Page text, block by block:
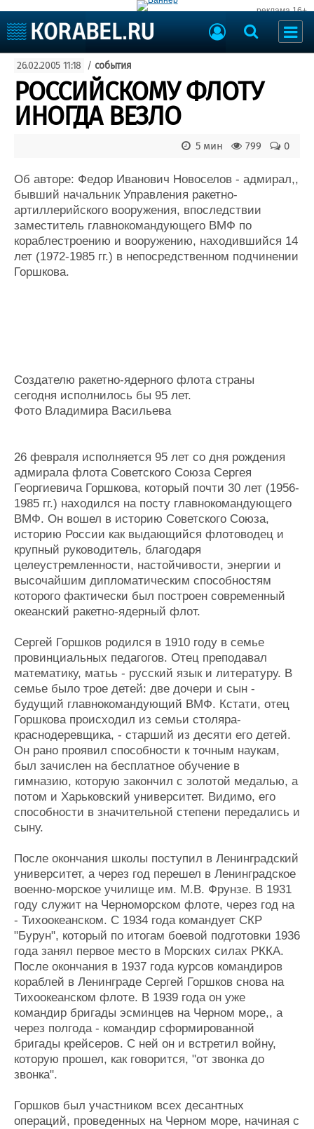
реклама 16+
Судоходство
Судоремонт
События
Пресс-релизы
Порты
Рыболовство
Еще
Судостроение
Пульс
Новости
Компании
Репутация
Торговая площадка
Доска объявлений
Продажа флота
Оборудование
Конференции
Выставки и семинары
Личности
Флот
Галерея флота
Все службы
26.02.2005 11:18 / события
РОССИЙСКОМУ ФЛОТУ
ИНОГДА ВЕЗЛО
0
799
5 мин
Об авторе: Федор Иванович Новоселов - адмирал,,
бывший начальник Управления ракетно-
артиллерийского вооружения, впоследствии
заместитель главнокомандующего ВМФ по
кораблестроению и вооружению, находившийся 14
лет (1972-1985 гг.) в непосредственном подчинении
Горшкова.
Создателю ракетно-ядерного флота страны
сегодня исполнилось бы 95 лет.
Фото Владимира Васильева
26 февраля исполняется 95 лет со дня рождения
адмирала флота Советского Союза Сергея
Георгиевича Горшкова, который почти 30 лет (1956-
1985 гг.) находился на посту главнокомандующего
ВМФ. Он вошел в историю Советского Союза,
историю России как выдающийся флотоводец и
крупный руководитель, благодаря
целеустремленности, настойчивости, энергии и
высочайшим дипломатическим способностям
которого фактически был построен современный
океанский ракетно-ядерный флот.
Сергей Горшков родился в 1910 году в семье
провинциальных педагогов. Отец преподавал
математику, матьь - русский язык и литературу. В
семье было трое детей: две дочери и сын -
будущий главнокомандующий ВМФ. Кстати, отец
Горшкова происходил из семьи столяра-
краснодеревщика, - старший из десяти его детей.
Он рано проявил способности к точным наукам,
был зачислен на бесплатное обучение в
гимназию, которую закончил с золотой медалью, а
потом и Харьковский университет. Видимо, его
способности в значительной степени передались и
сыну.
После окончания школы поступил в Ленинградский
университет, а через год перешел в Ленинградское
военно-морское училище им. М.В. Фрунзе. В 1931
году служит на Черноморском флоте, через год на
- Тихоокеанском. С 1934 года командует СКР
"Бурун", который по итогам боевой подготовки 1936
года занял первое место в Морских силах РККА.
После окончания в 1937 года курсов командиров
кораблей в Ленинграде Сергей Горшков снова на
Тихоокеанском флоте. В 1939 года он уже
командир бригады эсминцев на Черном море,, а
через полгода - командир сформированной
бригады крейсеров. С ней он и встретил войну,
которую прошел, как говорится, "от звонка до
звонка".
Горшков был участником всех десантных
операций, проведенных на Черном море, начиная с